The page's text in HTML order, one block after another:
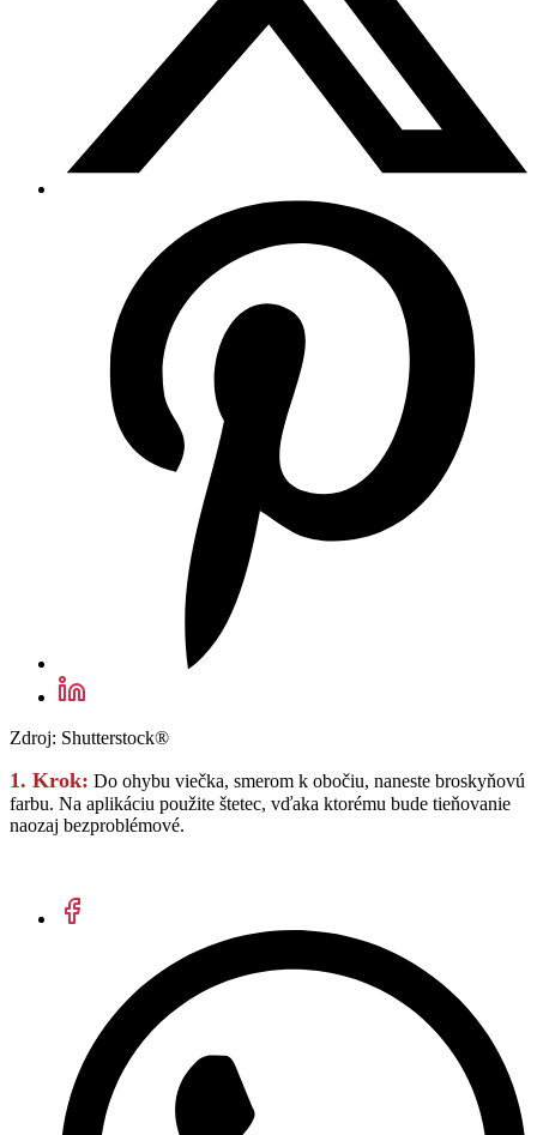
Zdroj: Shutterstock®
1. Krok: Do ohybu viečka, smerom k obočiu, naneste broskyňovú
farbu. Na aplikáciu použite štetec, vďaka ktorému bude tieňovanie
naozaj bezproblémové.